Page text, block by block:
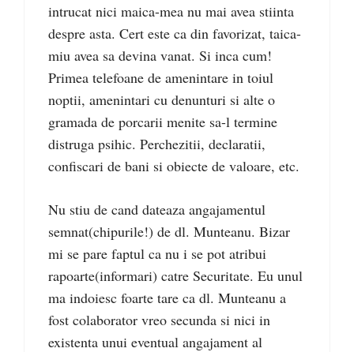
intrucat nici maica-mea nu mai avea stiinta
despre asta. Cert este ca din favorizat, taica-
miu avea sa devina vanat. Si inca cum!
Primea telefoane de amenintare in toiul
noptii, amenintari cu denunturi si alte o
gramada de porcarii menite sa-l termine
distruga psihic. Perchezitii, declaratii,
confiscari de bani si obiecte de valoare, etc.
Nu stiu de cand dateaza angajamentul
semnat(chipurile!) de dl. Munteanu. Bizar
mi se pare faptul ca nu i se pot atribui
rapoarte(informari) catre Securitate. Eu unul
ma indoiesc foarte tare ca dl. Munteanu a
fost colaborator vreo secunda si nici in
existenta unui eventual angajament al